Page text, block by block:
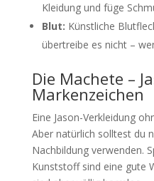
Kleidung und füge
Blut: Künstliche
übertreibe es nicht –
Die Machete –
Markenzeichen
Eine Jason-Verkleidung
Aber natürlich solltest du
Nachbildung verwenden.
Kunststoff sind eine gute